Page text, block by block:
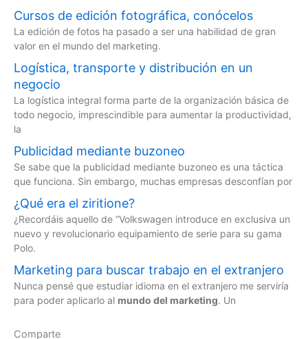
Cursos de edición fotográfica, conócelos
La edición de fotos ha pasado a ser una habilidad de gran
valor en el mundo del marketing.
Logística, transporte y distribución en un
negocio
La logística integral forma parte de la organización básica de
todo negocio, imprescindible para aumentar la productividad,
la
Publicidad mediante buzoneo
Se sabe que la publicidad mediante buzoneo es una táctica
que funciona. Sin embargo, muchas empresas desconfían por
¿Qué era el ziritione?
¿Recordáis aquello de “Volkswagen introduce en exclusiva un
nuevo y revolucionario equipamiento de serie para su gama
Polo.
Marketing para buscar trabajo en el extranjero
Nunca pensé que estudiar idioma en el extranjero me serviría
para poder aplicarlo al mundo del marketing. Un
Comparte